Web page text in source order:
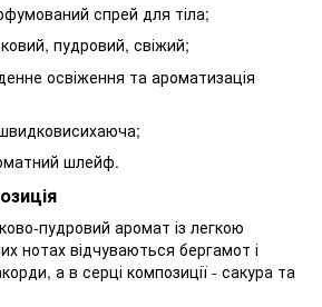
спрей для тіла;
пудровий, свіжий;
освіження та ароматизація
шлейф.
пудровий аромат із легкою
нотах відчуваються бергамот і
а в серці композиції - сакура та